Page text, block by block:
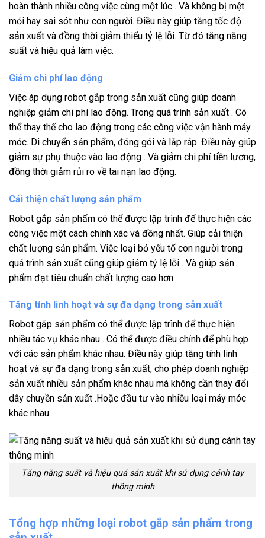
hoàn thành nhiều công việc cùng một lúc . Và không bị mệt
mỏi hay sai sót như con người. Điều này giúp tăng tốc độ
sản xuất và đồng thời giảm thiểu tỷ lệ lỗi. Từ đó tăng năng
suất và hiệu quả làm việc.
Giảm chi phí lao động
Việc áp dụng robot gắp trong sản xuất cũng giúp doanh
nghiệp giảm chi phí lao động. Trong quá trình sản xuất . Có
thể thay thế cho lao động trong các công việc vận hành máy
móc. Di chuyển sản phẩm, đóng gói và lắp ráp. Điều này giúp
giảm sự phụ thuộc vào lao động . Và giảm chi phí tiền lương,
đồng thời giảm rủi ro về tai nạn lao động.
Cải thiện chất lượng sản phẩm
Robot gắp sản phẩm có thể được lập trình để thực hiện các
công việc một cách chính xác và đồng nhất. Giúp cải thiện
chất lượng sản phẩm. Việc loại bỏ yếu tố con người trong
quá trình sản xuất cũng giúp giảm tỷ lệ lỗi . Và giúp sản
phẩm đạt tiêu chuẩn chất lượng cao hơn.
Tăng tính linh hoạt và sự đa dạng trong sản xuất
Robot gắp sản phẩm có thể được lập trình để thực hiện
nhiều tác vụ khác nhau . Có thể được điều chỉnh để phù hợp
với các sản phẩm khác nhau. Điều này giúp tăng tính linh
hoạt và sự đa dạng trong sản xuất, cho phép doanh nghiệp
sản xuất nhiều sản phẩm khác nhau mà không cần thay đổi
dây chuyền sản xuất .Hoặc đầu tư vào nhiều loại máy móc
khác nhau.
Tăng năng suất và hiệu quả sản xuất khi sử dụng cánh tay
thông minh
Tổng hợp những loại robot gắp sản phẩm trong